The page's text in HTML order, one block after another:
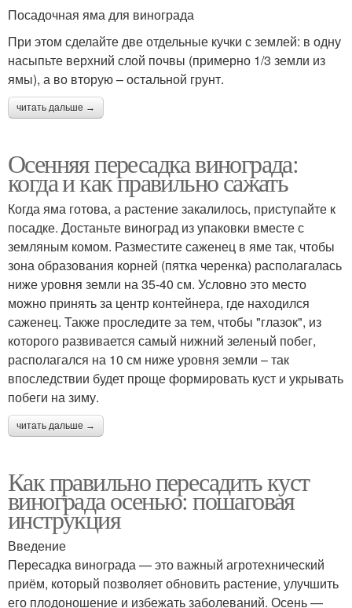
Посадочная яма для винограда
При этом сделайте две отдельные кучки с землей: в одну
насыпьте верхний слой почвы (примерно 1/3 земли из
ямы), а во вторую – остальной грунт.
читать дальше →
Осенняя пересадка винограда:
когда и как правильно сажать
Когда яма готова, а растение закалилось, приступайте к
посадке. Достаньте виноград из упаковки вместе с
земляным комом. Разместите саженец в яме так, чтобы
зона образования корней (пятка черенка) располагалась
ниже уровня земли на 35-40 см. Условно это место
можно принять за центр контейнера, где находился
саженец. Также проследите за тем, чтобы "глазок", из
которого развивается самый нижний зеленый побег,
располагался на 10 см ниже уровня земли – так
впоследствии будет проще формировать куст и укрывать
побеги на зиму.
читать дальше →
Как правильно пересадить куст
винограда осенью: пошаговая
инструкция
Введение
Пересадка винограда — это важный агротехнический
приём, который позволяет обновить растение, улучшить
его плодоношение и избежать заболеваний. Осень —